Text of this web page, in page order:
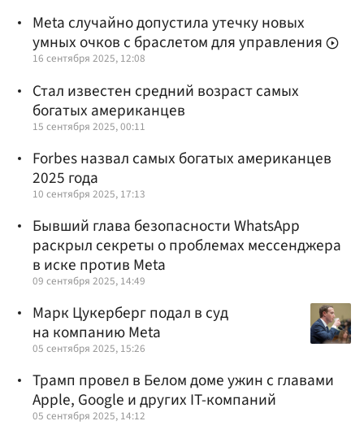
Meta случайно допустила утечку новых
умных очков с браслетом для управления
16 сентября 2025, 12:08
Стал известен средний возраст самых
богатых американцев
15 сентября 2025, 00:11
Forbes назвал самых богатых американцев
2025 года
10 сентября 2025, 17:13
Бывший глава безопасности WhatsApp
раскрыл секреты о проблемах мессенджера
в иске против Meta
09 сентября 2025, 14:49
Марк Цукерберг подал в суд
на компанию Meta
05 сентября 2025, 15:26
Трамп провел в Белом доме ужин с главами
Apple, Google и других IT-компаний
05 сентября 2025, 14:12